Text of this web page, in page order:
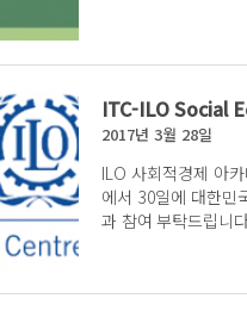
ITC-ILO Social
2017년 3월 28일
ILO 사회적경제 아카데미
에서 30일에 대한민
과 참여 부탁드립니다. 공식 홈페이지: www.itcilo.org/